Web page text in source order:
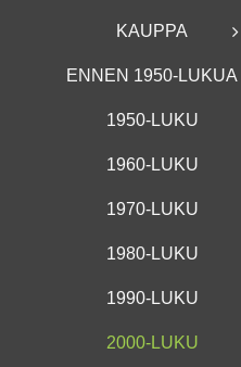
KAUPPA
ENNEN 1950-LUKUA
1950-LUKU
1960-LUKU
1970-LUKU
1980-LUKU
1990-LUKU
2000-LUKU